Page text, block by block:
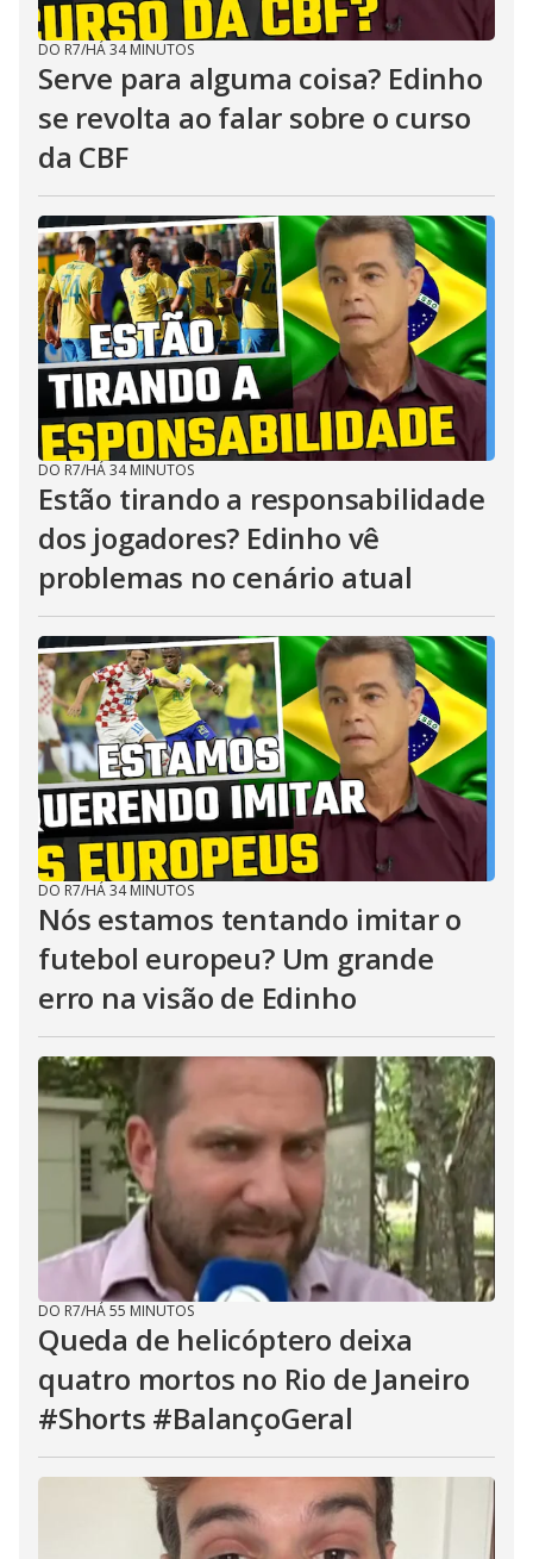
DO R7/HÁ 34 MINUTOS
Serve para alguma coisa? Edinho
se revolta ao falar sobre o curso
da CBF
DO R7/HÁ 34 MINUTOS
Estão tirando a responsabilidade
dos jogadores? Edinho vê
problemas no cenário atual
DO R7/HÁ 34 MINUTOS
Nós estamos tentando imitar o
futebol europeu? Um grande
erro na visão de Edinho
DO R7/HÁ 55 MINUTOS
Queda de helicóptero deixa
quatro mortos no Rio de Janeiro
#Shorts #BalançoGeral